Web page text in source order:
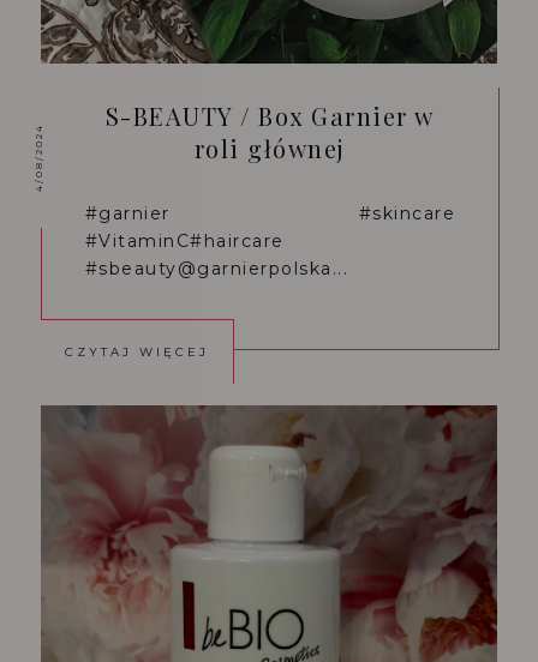
4/08/2024
S-BEAUTY / Box Garnier w
roli głównej
#garnier #skincare
#VitaminC#haircare
#sbeauty@garnierpolska...
CZYTAJ WIĘCEJ